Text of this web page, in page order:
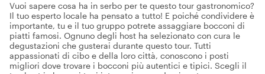
Vuoi sapere cosa ha in serbo per te questo tour gastronomico?
Il tuo esperto locale ha pensato a tutto! E poiché condividere è
importante, tu e il tuo gruppo potrete assaggiare bocconi di
piatti famosi. Ognuno degli host ha selezionato con cura le
degustazioni che gusterai durante questo tour. Tutti
appassionati di cibo e della loro città, conoscono i posti
migliori dove trovare i bocconi più autentici e tipici. Scegli il